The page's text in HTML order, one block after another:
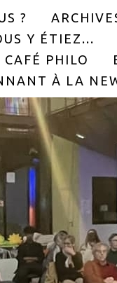
?
Y ÉTIEZ...
PHILO
À LA